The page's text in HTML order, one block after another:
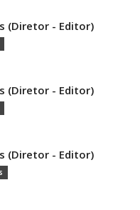
(Diretor - Editor)
(Diretor - Editor)
(Diretor - Editor)